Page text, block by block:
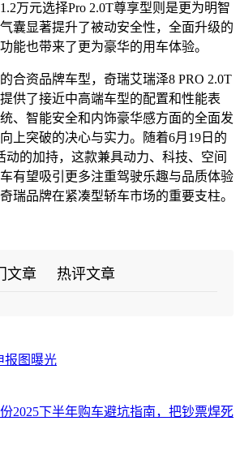
万元选择Pro 2.0T尊享型则是更为明智
囊显著提升了被动安全性，全面升级的
能也带来了更为豪华的用车体验。
合资品牌车型，奇瑞艾瑞泽8 PRO 2.0T
供了接近中高端车型的配置和性能表
、智能安全和内饰豪华感方面的全面发
上突破的决心与实力。随着6月19日的
动的加持，这款兼具动力、科技、空间
有望吸引更多注重驾驶乐趣与品质体验
瑞品牌在紧凑型轿车市场的重要支柱。
文章 热评文章
报图曝光
2025下半年购车避坑指南，把钞票焊死